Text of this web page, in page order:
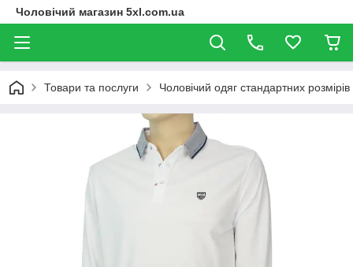
Чоловічий магазин 5xl.com.ua
Товари та послуги Чоловічий одяг стандартних розмірів